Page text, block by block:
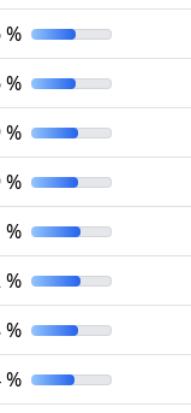
%
%
%
%
%
%
%
%